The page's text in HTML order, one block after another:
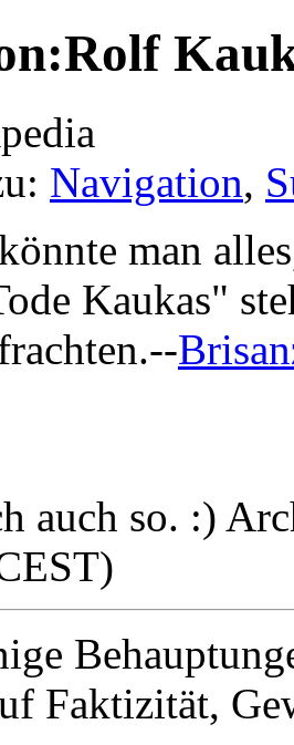
Navigation,
man
Kaukas"
auch so. :)
Faktizität,